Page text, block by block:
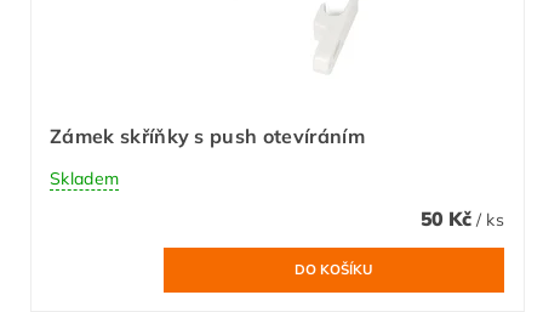
Zámek skříňky s push otevíráním
Skladem
50 Kč / ks